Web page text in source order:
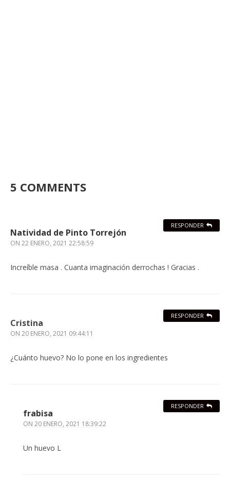
5 COMMENTS
Natividad de Pinto Torrejón
ON 22 ENERO, 2021 22:58:59
Increíble masa . Cuanta imaginación derrochas ! Gracias .
RESPONDER
Cristina
ON 20 ENERO, 2021 09:44:11
¿Cuánto huevo? No lo pone en los ingredientes
RESPONDER
frabisa
ON 20 ENERO, 2021 18:39:22
Un huevo L
RESPONDER